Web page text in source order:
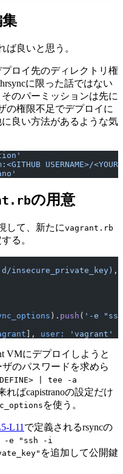
ば良いと思う。
ロイ先のディレクトリ権
に限った話ではない
のパーミッションは先に
の権限不足でデプロイに
良い方法があるような気
USERNAME>/
の用意
して、新たにvagrant.rb
る。
insecure_private_key)
,
). push ( '-e
], user: 'vagrant'
VMにデプロイしようと
ザのパスワードを求めら
| tee -a
ればcapistranoの設定だけ
を使う。
L11 で定義されるrsyncの
-e "ssh -i
を追加して公開鍵